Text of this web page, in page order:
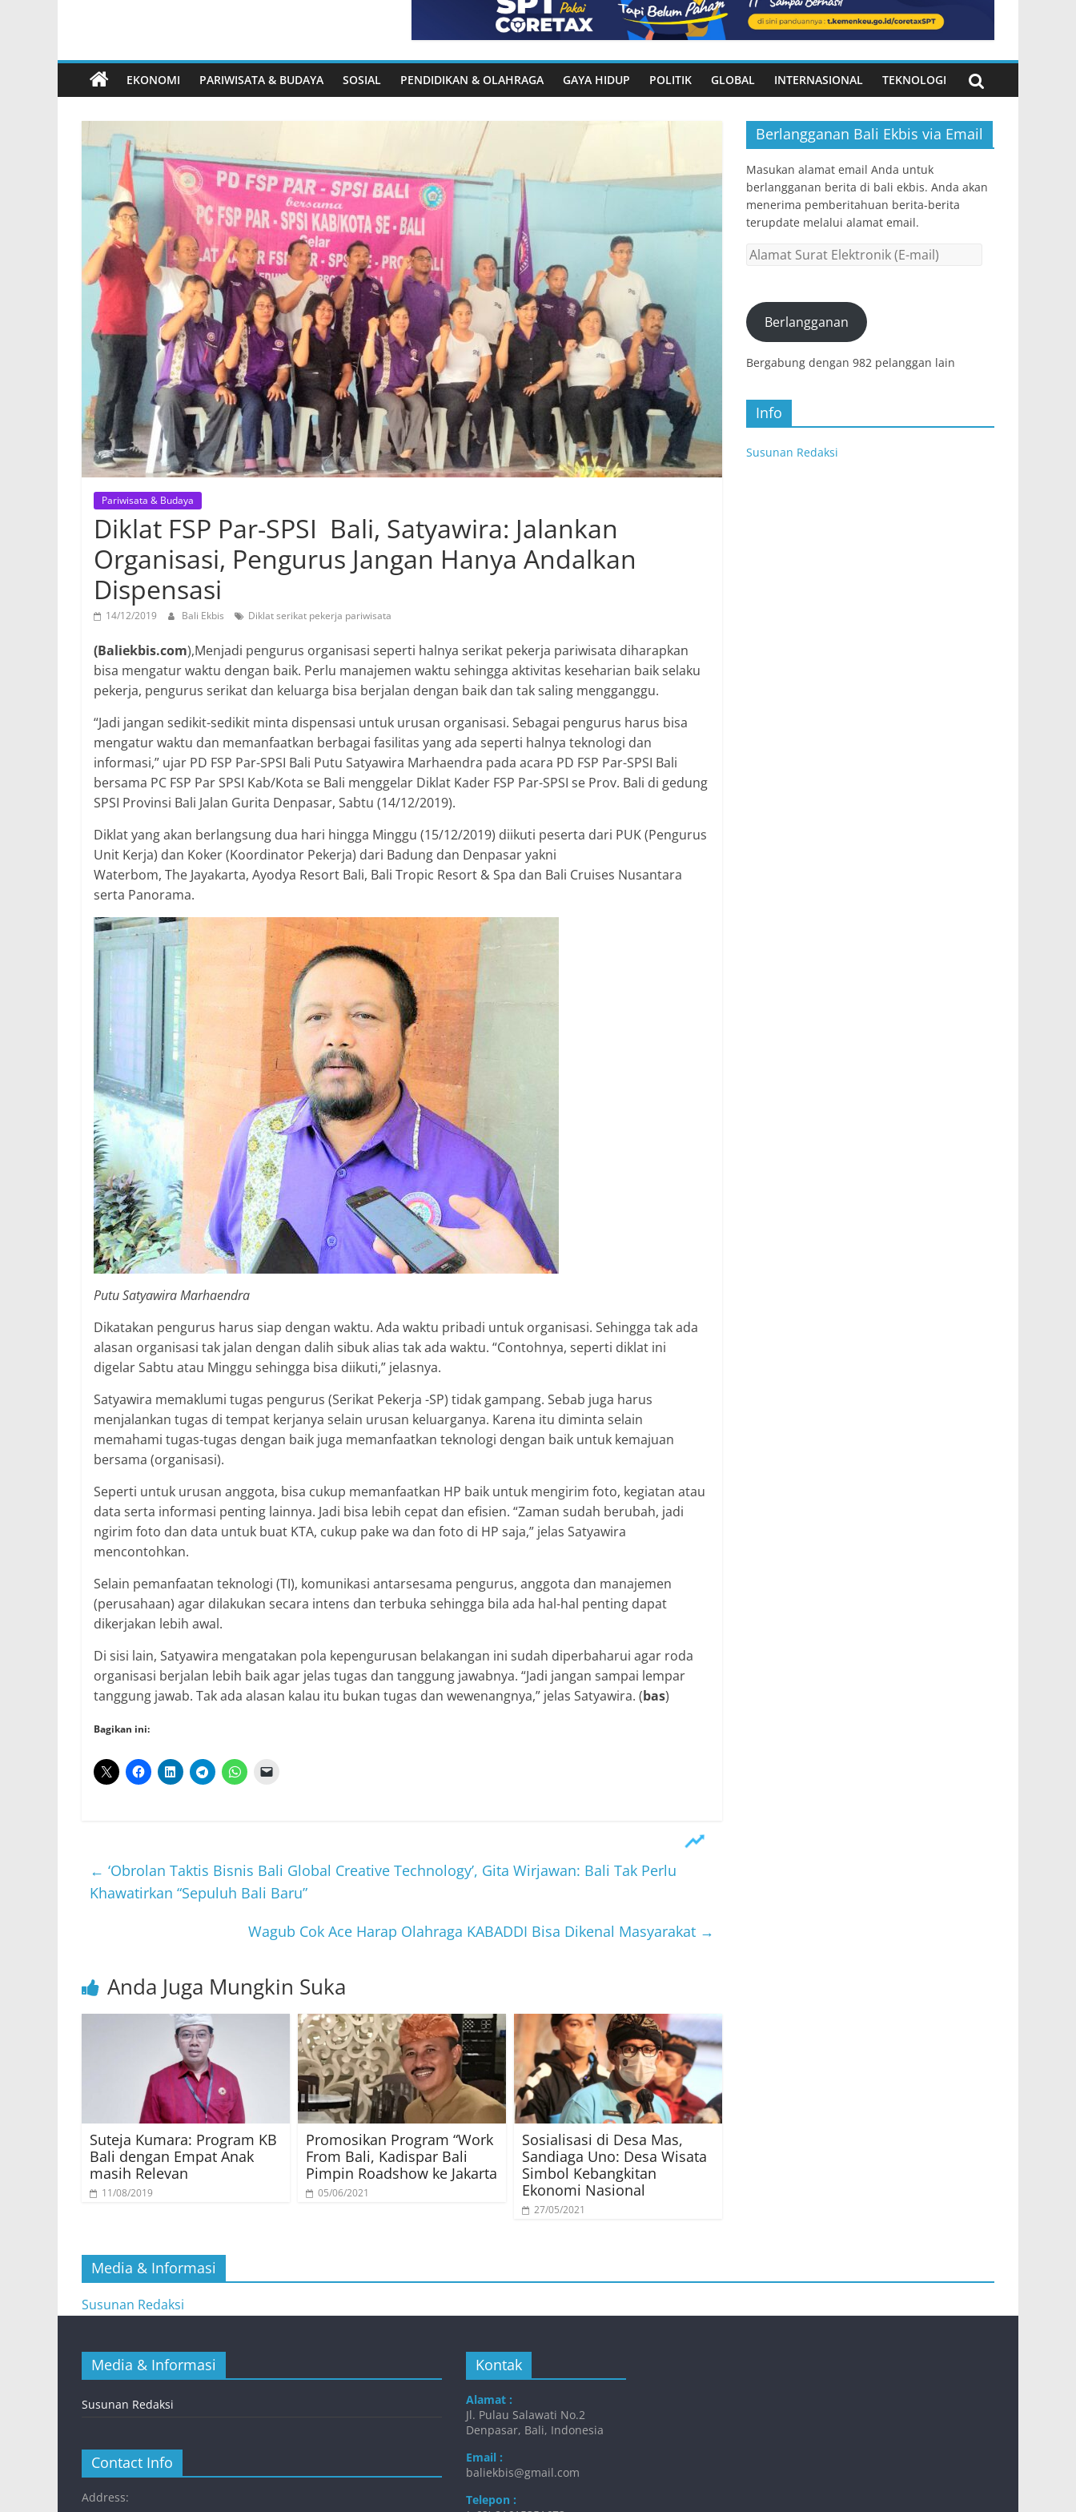
EKONOMI PARIWISATA & BUDAYA SOSIAL PENDIDIKAN & OLAHRAGA GAYA HIDUP POLITIK GLOBAL INTERNASIONAL TEKNOLOGI
Pariwisata & Budaya
Diklat FSP Par-SPSI Bali, Satyawira: Jalankan
Organisasi, Pengurus Jangan Hanya Andalkan
Dispensasi
14/12/2019 Bali Ekbis Diklat serikat pekerja pariwisata
(Baliekbis.com),Menjadi pengurus organisasi seperti halnya serikat pekerja pariwisata diharapkan
bisa mengatur waktu dengan baik. Perlu manajemen waktu sehingga aktivitas keseharian baik selaku
pekerja, pengurus serikat dan keluarga bisa berjalan dengan baik dan tak saling mengganggu.
“Jadi jangan sedikit-sedikit minta dispensasi untuk urusan organisasi. Sebagai pengurus harus bisa
mengatur waktu dan memanfaatkan berbagai fasilitas yang ada seperti halnya teknologi dan
informasi,” ujar PD FSP Par-SPSI Bali Putu Satyawira Marhaendra pada acara PD FSP Par-SPSI Bali
bersama PC FSP Par SPSI Kab/Kota se Bali menggelar Diklat Kader FSP Par-SPSI se Prov. Bali di gedung
SPSI Provinsi Bali Jalan Gurita Denpasar, Sabtu (14/12/2019).
Diklat yang akan berlangsung dua hari hingga Minggu (15/12/2019) diikuti peserta dari PUK (Pengurus
Unit Kerja) dan Koker (Koordinator Pekerja) dari Badung dan Denpasar yakni
Waterbom, The Jayakarta, Ayodya Resort Bali, Bali Tropic Resort & Spa dan Bali Cruises Nusantara
serta Panorama.
Putu Satyawira Marhaendra
Dikatakan pengurus harus siap dengan waktu. Ada waktu pribadi untuk organisasi. Sehingga tak ada
alasan organisasi tak jalan dengan dalih sibuk alias tak ada waktu. “Contohnya, seperti diklat ini
digelar Sabtu atau Minggu sehingga bisa diikuti,” jelasnya.
Satyawira memaklumi tugas pengurus (Serikat Pekerja -SP) tidak gampang. Sebab juga harus
menjalankan tugas di tempat kerjanya selain urusan keluarganya. Karena itu diminta selain
memahami tugas-tugas dengan baik juga memanfaatkan teknologi dengan baik untuk kemajuan
bersama (organisasi).
Seperti untuk urusan anggota, bisa cukup memanfaatkan HP baik untuk mengirim foto, kegiatan atau
data serta informasi penting lainnya. Jadi bisa lebih cepat dan efisien. “Zaman sudah berubah, jadi
ngirim foto dan data untuk buat KTA, cukup pake wa dan foto di HP saja,” jelas Satyawira
mencontohkan.
Selain pemanfaatan teknologi (TI), komunikasi antarsesama pengurus, anggota dan manajemen
(perusahaan) agar dilakukan secara intens dan terbuka sehingga bila ada hal-hal penting dapat
dikerjakan lebih awal.
Di sisi lain, Satyawira mengatakan pola kepengurusan belakangan ini sudah diperbaharui agar roda
organisasi berjalan lebih baik agar jelas tugas dan tanggung jawabnya. “Jadi jangan sampai lempar
tanggung jawab. Tak ada alasan kalau itu bukan tugas dan wewenangnya,” jelas Satyawira. (bas)
Bagikan ini:
← ‘Obrolan Taktis Bisnis Bali Global Creative Technology’, Gita Wirjawan: Bali Tak Perlu
Khawatirkan “Sepuluh Bali Baru”
Wagub Cok Ace Harap Olahraga KABADDI Bisa Dikenal Masyarakat →
Anda Juga Mungkin Suka
Suteja Kumara: Program KB
Bali dengan Empat Anak
masih Relevan
11/08/2019
Promosikan Program “Work
From Bali, Kadispar Bali
Pimpin Roadshow ke Jakarta
05/06/2021
Sosialisasi di Desa Mas,
Sandiaga Uno: Desa Wisata
Simbol Kebangkitan
Ekonomi Nasional
27/05/2021
Berlangganan Bali Ekbis via Email
Masukan alamat email Anda untuk
berlangganan berita di bali ekbis. Anda akan
menerima pemberitahuan berita-berita
terupdate melalui alamat email.
Alamat
(E-
mail)Berlangganan
Bergabung dengan 982 pelanggan lain
Info
Susunan Redaksi
Media & Informasi
Susunan Redaksi
Media & Informasi
Susunan Redaksi
Contact Info
Address:
Kontak
Alamat :
Jl. Pulau Salawati No.2
Denpasar, Bali, Indonesia
Email :
baliekbis@gmail.com
Telepon :